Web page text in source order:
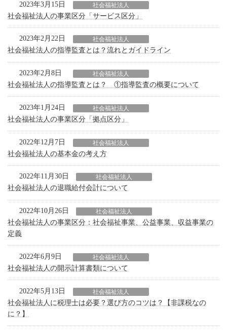
2023年3月15日 社会福祉法人
社会福祉法人の事業区分「サービス区分」
2023年2月22日 社会福祉法人
社会福祉法人の指導監査とは？流れとガイドライン
2023年2月8日 社会福祉法人
社会福祉法人の指導監査とは？ ①指導監査の概要について
2023年1月24日 社会福祉法人
社会福祉法人の事業区分「拠点区分」
2022年12月7日 社会福祉法人
社会福祉法人の基本金の考え方
2022年11月30日 社会福祉法人
社会福祉法人の退職給付会計について
2022年10月26日 社会福祉法人
社会福祉法人の事業区分：社会福祉事業、公益事業、収益事業の
定義
2022年6月9日 社会福祉法人
社会福祉法人の開示計算書類について
2022年5月13日 社会福祉法人
社会福祉法人に税理士は必要？選び方のコツは？【非課税なの
に？】